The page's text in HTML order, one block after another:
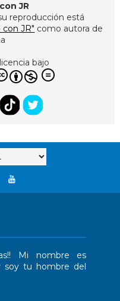
JR
reproducción está
JR" como autora de
bajo
Mi nombre es
soy tu hombre del